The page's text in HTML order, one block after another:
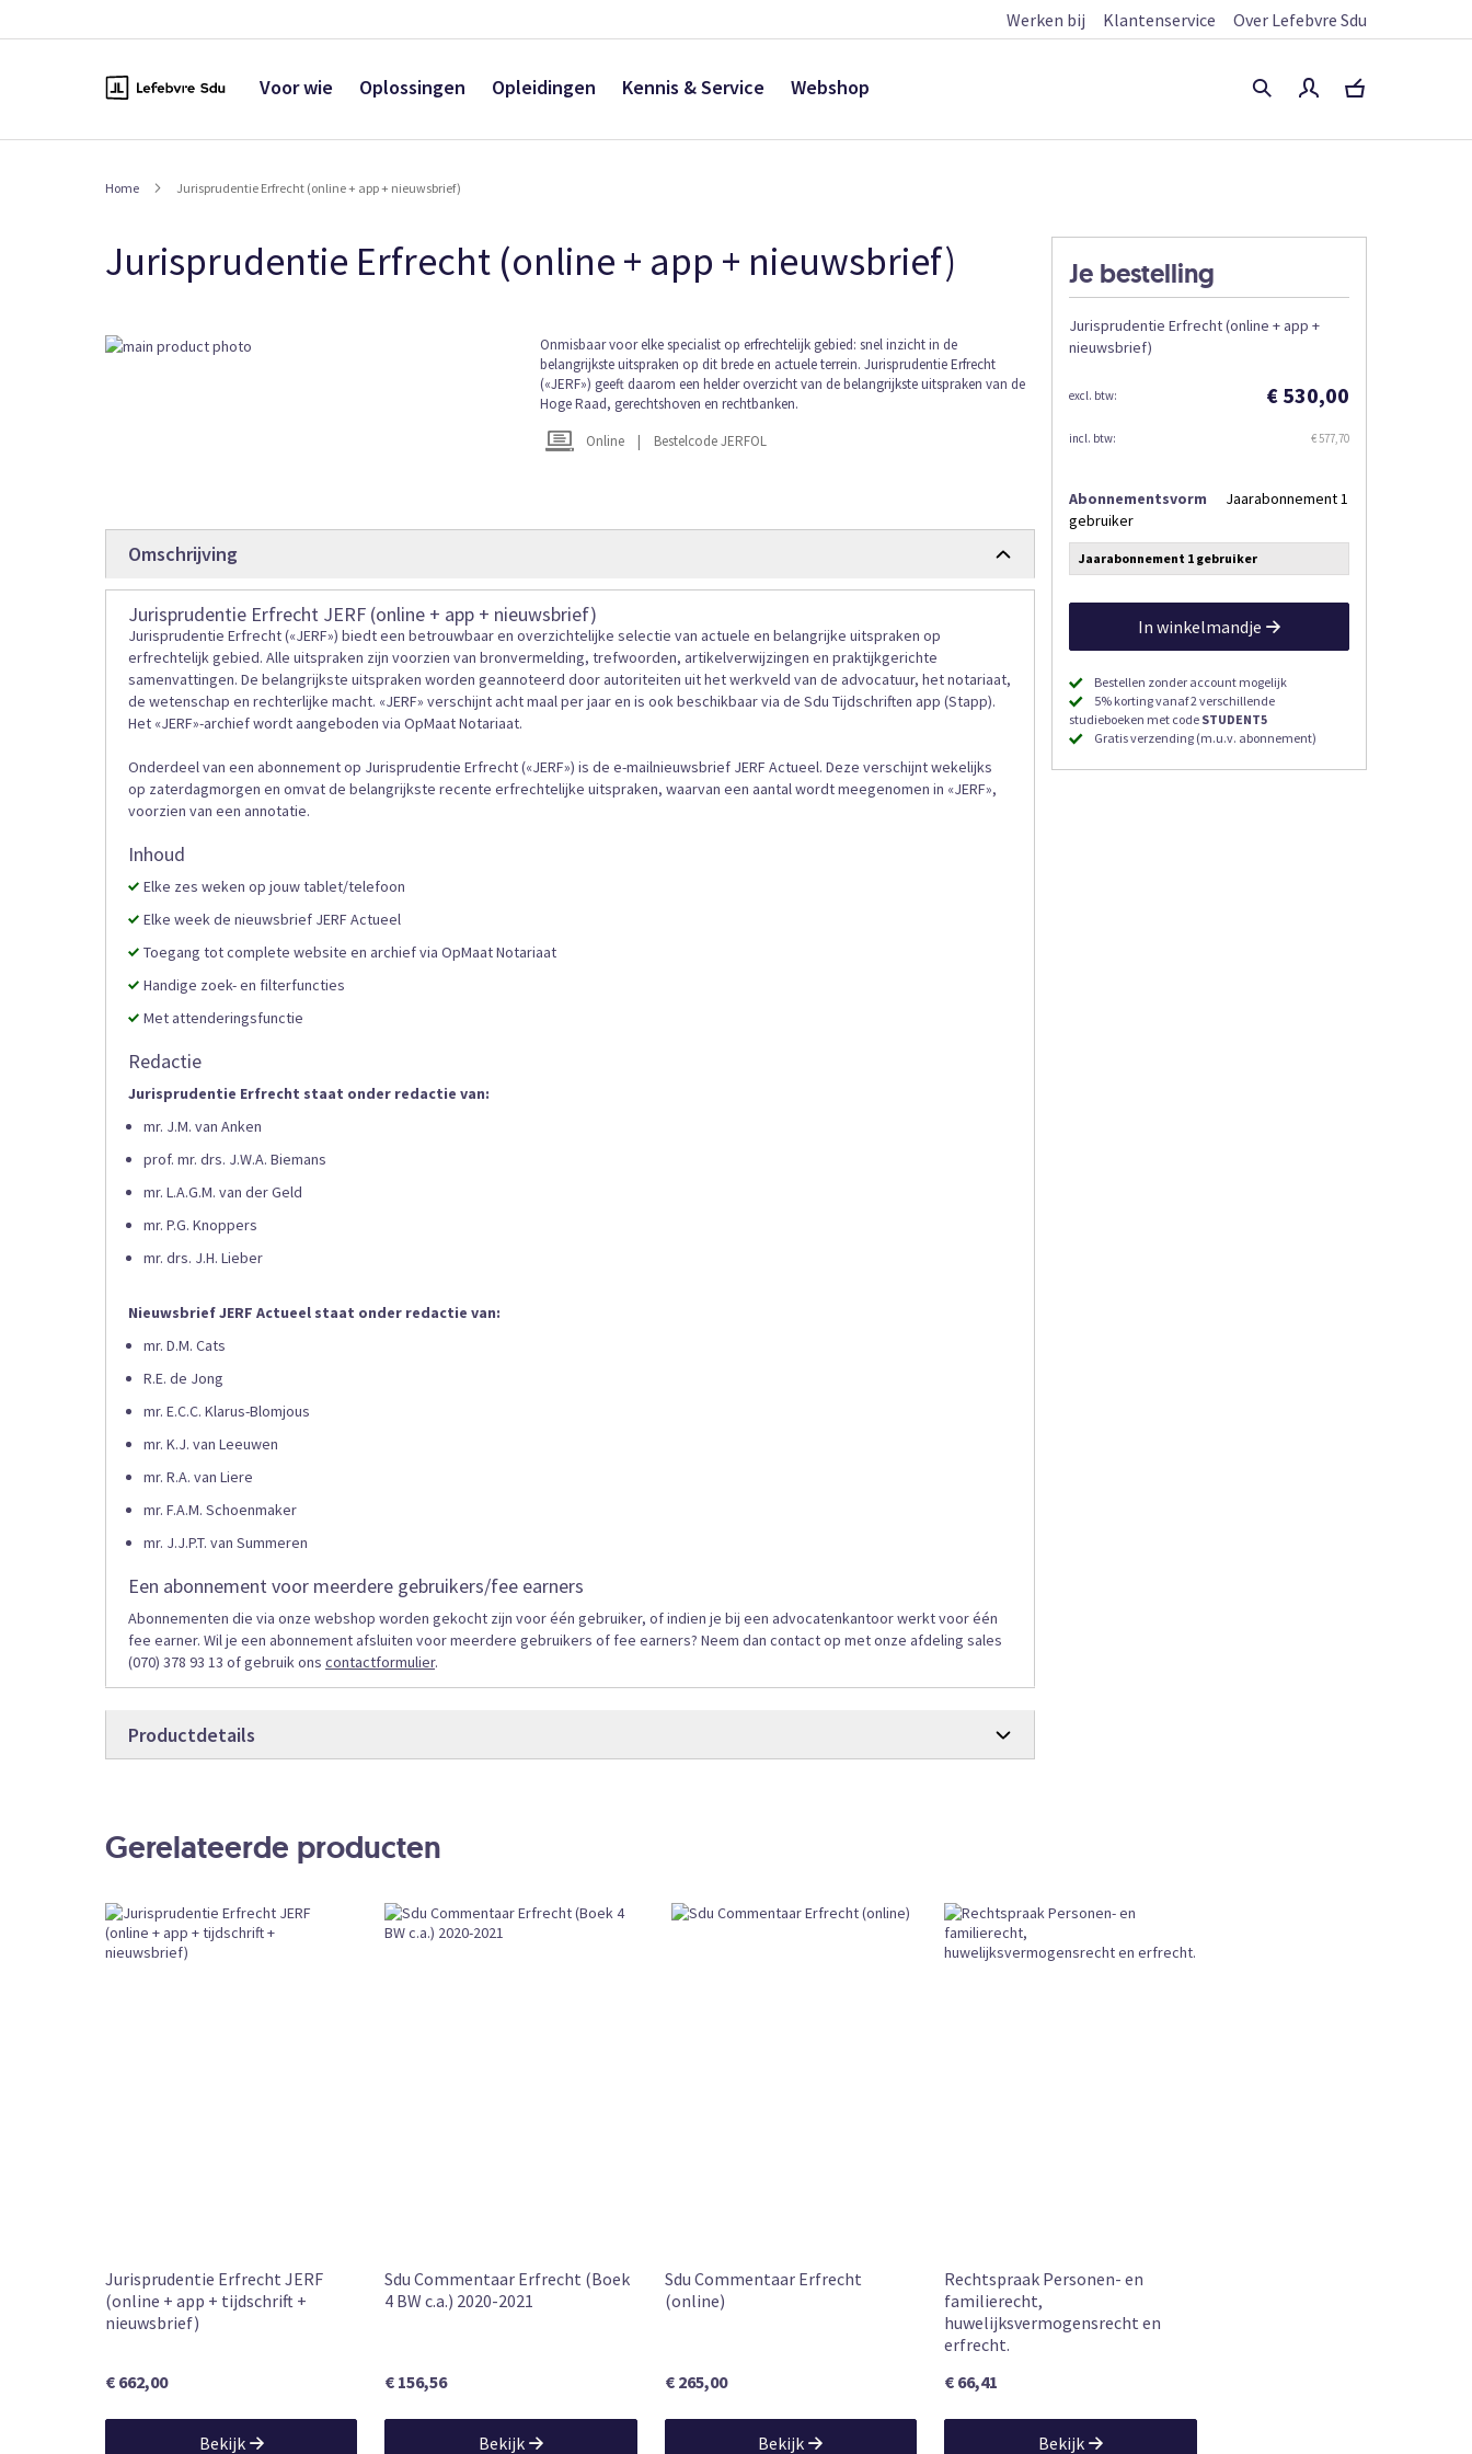
Werken bij Klantenservice Over Lefebvre Sdu
Voor wie Oplossingen Opleidingen Kennis & Service Webshop
Home Jurisprudentie Erfrecht (online + app + nieuwsbrief)
Jurisprudentie Erfrecht (online + app + nieuwsbrief) Je bestelling
Jurisprudentie Erfrecht (online + app +
nieuwsbrief)
€ 530,00
€ 577,70
Abonnementsvorm
Jaarabonnement 1
gebruiker
Jaarabonnement 1 gebruiker
In winkelmandje
Bestellen zonder account mogelijk
5% korting vanaf 2 verschillende
studieboeken met code STUDENT5
Gratis verzending (m.u.v. abonnement)
Ga
Online | Bestelcode JERFOL
Ga
naar
het
begin
van
Onmisbaar voor elke specialist op erfrechtelijk gebied: snel inzicht in de
belangrijkste uitspraken op dit brede en actuele terrein. Jurisprudentie Erfrecht
(«JERF») geeft daarom een helder overzicht van de belangrijkste uitspraken van de
Hoge Raad, gerechtshoven en rechtbanken.
Omschrijving
Jurisprudentie Erfrecht JERF (online + app + nieuwsbrief)
Jurisprudentie Erfrecht («JERF») biedt een betrouwbaar en overzichtelijke selectie van actuele en belangrijke uitspraken op
erfrechtelijk gebied. Alle uitspraken zijn voorzien van bronvermelding, trefwoorden, artikelverwijzingen en praktijkgerichte
samenvattingen. De belangrijkste uitspraken worden geannoteerd door autoriteiten uit het werkveld van de advocatuur, het notariaat,
de wetenschap en rechterlijke macht. «JERF» verschijnt acht maal per jaar en is ook beschikbaar via de Sdu Tijdschriften app (Stapp).
Het «JERF»-archief wordt aangeboden via OpMaat Notariaat.
Onderdeel van een abonnement op Jurisprudentie Erfrecht («JERF») is de e-mailnieuwsbrief JERF Actueel. Deze verschijnt wekelijks
op zaterdagmorgen en omvat de belangrijkste recente erfrechtelijke uitspraken, waarvan een aantal wordt meegenomen in «JERF»,
voorzien van een annotatie.
Inhoud
Elke zes weken op jouw tablet/telefoon
Elke week de nieuwsbrief JERF Actueel
Toegang tot complete website en archief via OpMaat Notariaat
Handige zoek- en filterfuncties
Met attenderingsfunctie
Redactie
Jurisprudentie Erfrecht staat onder redactie van:
mr. J.M. van Anken
prof. mr. drs. J.W.A. Biemans
mr. L.A.G.M. van der Geld
mr. P.G. Knoppers
mr. drs. J.H. Lieber
Nieuwsbrief JERF Actueel staat onder redactie van:
mr. D.M. Cats
R.E. de Jong
mr. E.C.C. Klarus-Blomjous
mr. K.J. van Leeuwen
mr. R.A. van Liere
mr. F.A.M. Schoenmaker
mr. J.J.P.T. van Summeren
Een abonnement voor meerdere gebruikers/fee earners
Abonnementen die via onze webshop worden gekocht zijn voor één gebruiker, of indien je bij een advocatenkantoor werkt voor één
fee earner. Wil je een abonnement afsluiten voor meerdere gebruikers of fee earners? Neem dan contact op met onze afdeling sales
(070) 378 93 13 of gebruik ons contactformulier.
Productdetails
Producttype Online
External URL CKEDITOR
Book Type
Gerelateerde producten
Jurisprudentie Erfrecht JERF
(online + app + tijdschrift +
nieuwsbrief)
€ 662,00
Bekijk
Sdu Commentaar Erfrecht (Boek
4 BW c.a.) 2020-2021
€ 156,56
Bekijk
Sdu Commentaar Erfrecht
(online)
€ 265,00
Bekijk
Rechtspraak Personen- en
familierecht,
huwelijksvermogensrecht en
erfrecht.
€ 66,41
Bekijk